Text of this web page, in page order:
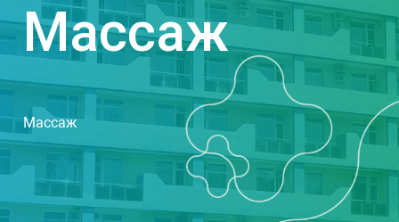
Массаж
Массаж